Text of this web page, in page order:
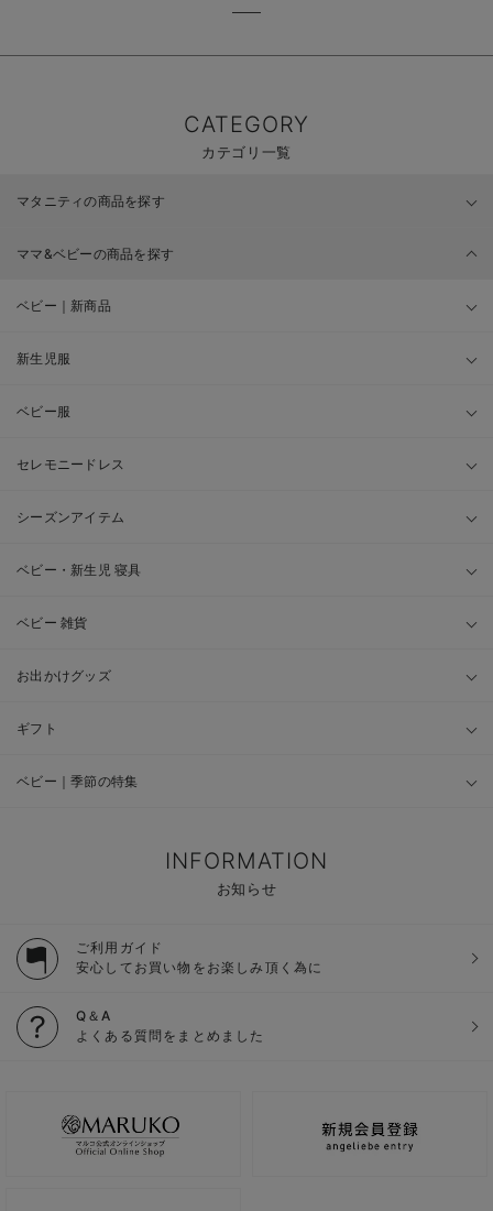
CATEGORY
カテゴリ一覧
マタニティの商品を探す
ママ&ベビーの商品を探す
ベビー｜新商品
新生児服
ベビー服
セレモニードレス
シーズンアイテム
ベビー・新生児 寝具
ベビー 雑貨
お出かけグッズ
ギフト
ベビー｜季節の特集
INFORMATION
お知らせ
ご利用ガイド
安心してお買い物をお楽しみ頂く為に
Q＆A
よくある質問をまとめました